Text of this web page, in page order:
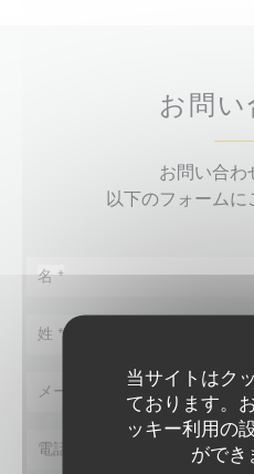
当サイトはク
ております。
ッキー利用の
ができ
お問い
お問い合わ
以下のフォームに